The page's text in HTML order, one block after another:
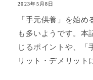
2023年5月8日
「手元供養」を始
も多いようです。本
じるポイントや、「
リット・デメリット